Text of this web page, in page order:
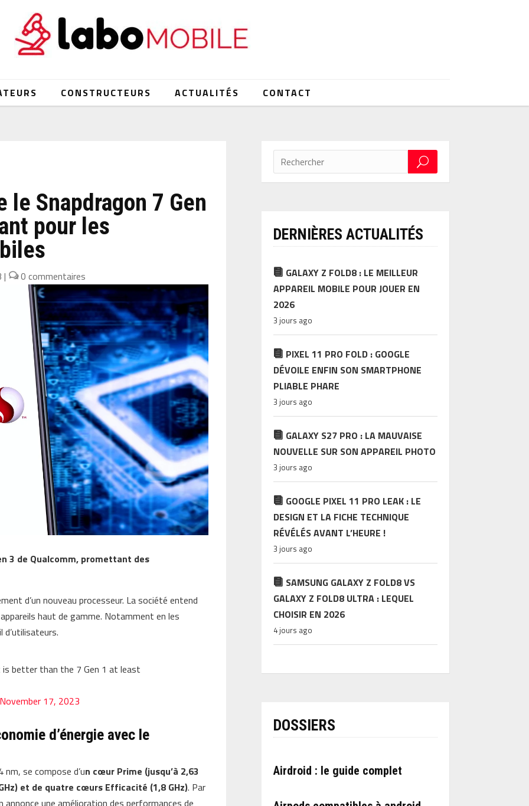
CONSTRUCTEURS ACTUALITÉS CONTACT
le Snapdragon 7 Gen
pour les
| 0 commentaires
3 de Qualcomm, promettant des
d’un nouveau processeur. La société entend
haut de gamme. Notamment en les
d’utilisateurs.
is better than the 7 Gen 1 at least
November 17, 2023
d’énergie avec le
se compose d’un cœur Prime (jusqu’à 2,63
et de quatre cœurs Efficacité (1,8 GHz). Par
annonce une amélioration des performances de
DERNIÈRES ACTUALITÉS
GALAXY Z FOLD8 : LE MEILLEUR
APPAREIL MOBILE POUR JOUER EN
2026
3 jours ago
PIXEL 11 PRO FOLD : GOOGLE
DÉVOILE ENFIN SON SMARTPHONE
PLIABLE PHARE
3 jours ago
GALAXY S27 PRO : LA MAUVAISE
NOUVELLE SUR SON APPAREIL PHOTO
3 jours ago
GOOGLE PIXEL 11 PRO LEAK : LE
DESIGN ET LA FICHE TECHNIQUE
RÉVÉLÉS AVANT L’HEURE !
3 jours ago
SAMSUNG GALAXY Z FOLD8 VS
GALAXY Z FOLD8 ULTRA : LEQUEL
CHOISIR EN 2026
4 jours ago
DOSSIERS
Airdroid : le guide complet